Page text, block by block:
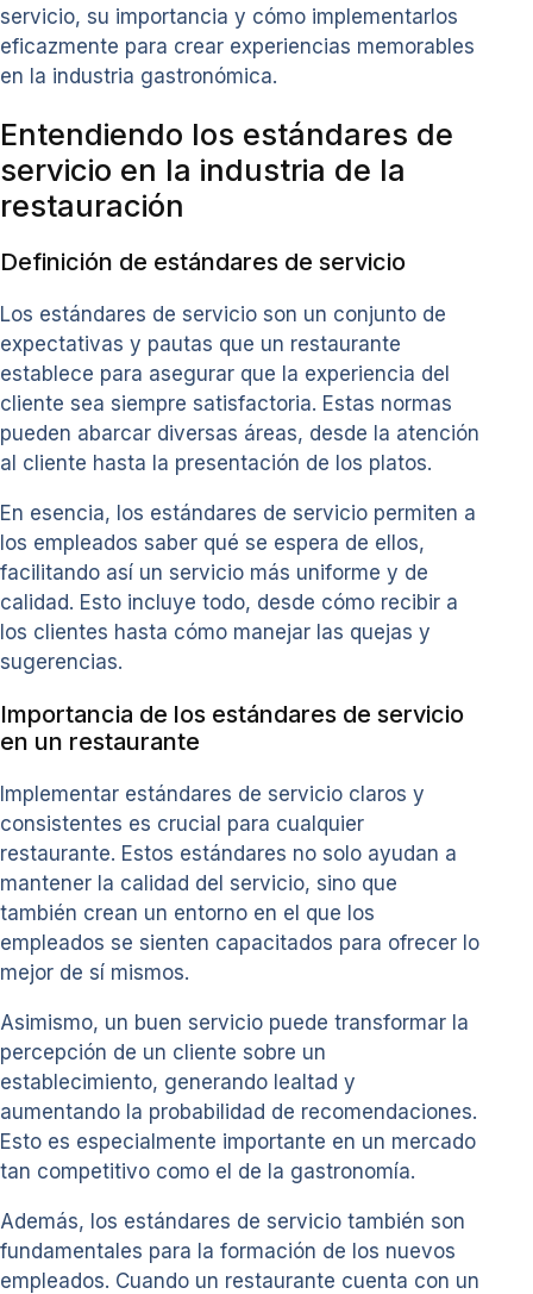
servicio, su importancia y cómo implementarlos
eficazmente para crear experiencias memorables
en la industria gastronómica.
Entendiendo los estándares de
servicio en la industria de la
restauración
Definición de estándares de servicio
Los estándares de servicio son un conjunto de
expectativas y pautas que un restaurante
establece para asegurar que la experiencia del
cliente sea siempre satisfactoria. Estas normas
pueden abarcar diversas áreas, desde la atención
al cliente hasta la presentación de los platos.
En esencia, los estándares de servicio permiten a
los empleados saber qué se espera de ellos,
facilitando así un servicio más uniforme y de
calidad. Esto incluye todo, desde cómo recibir a
los clientes hasta cómo manejar las quejas y
sugerencias.
Importancia de los estándares de servicio
en un restaurante
Implementar estándares de servicio claros y
consistentes es crucial para cualquier
restaurante. Estos estándares no solo ayudan a
mantener la calidad del servicio, sino que
también crean un entorno en el que los
empleados se sienten capacitados para ofrecer lo
mejor de sí mismos.
Asimismo, un buen servicio puede transformar la
percepción de un cliente sobre un
establecimiento, generando lealtad y
aumentando la probabilidad de recomendaciones.
Esto es especialmente importante en un mercado
tan competitivo como el de la gastronomía.
Además, los estándares de servicio también son
fundamentales para la formación de los nuevos
empleados. Cuando un restaurante cuenta con un